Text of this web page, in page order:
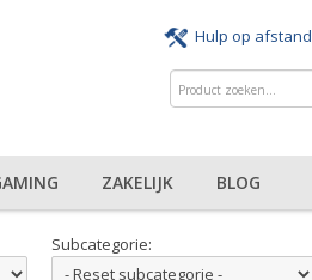
Hulp op afstand
ZAKELIJK BLOG
Subcategorie: